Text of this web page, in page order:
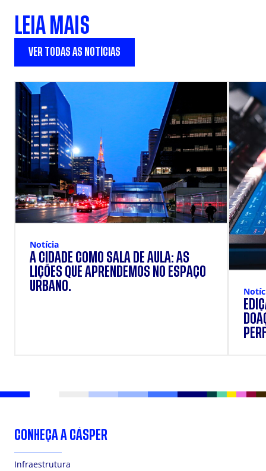
LEIA MAIS
VER TODAS AS NOTÍCIAS
Notícia
A CIDADE COMO SALA DE AULA: AS
LIÇÕES QUE APRENDEMOS NO ESPAÇO
URBANO.
CONHEÇA A CÁSPER
Infraestrutura